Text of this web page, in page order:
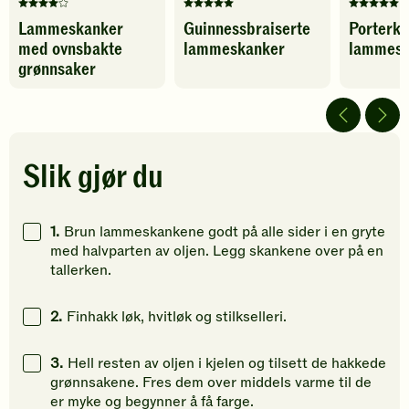
Denne
oppskriften
har
fått
Klikk
for
gi
din
vurdering.
Lammeskanker
med ovnsbakte
grønnsaker
Denne
oppskriften
har
din
vurdering.
Guinnessbraiserte
lammeskanker
Denne
har
av
5
din
Slik gjør du
1. Brun lammeskankene godt på alle sider i en gryte
med halvparten av oljen. Legg skankene over på en
tallerken.
2. Finhakk løk, hvitløk og stilkselleri.
3. Hell resten av oljen i kjelen og tilsett de hakkede
grønnsakene. Fres dem over middels varme til de
er myke og begynner å få farge.